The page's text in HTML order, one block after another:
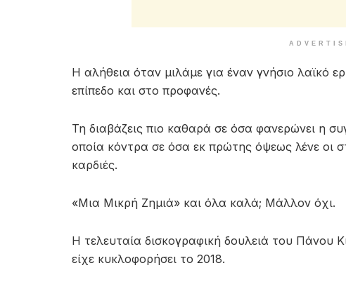
Η αλήθεια όταν μιλάμε για έναν γνήσιο λαϊκό
επίπεδο και στο προφανές.
Τη διαβάζεις πιο καθαρά σε όσα φανερώνει η
οποία κόντρα σε όσα εκ πρώτης όψεως λένε οι
καρδιές.
«Μια Μικρή Ζημιά» και όλα καλά; Μάλλον όχι.
Η τελευταία δισκογραφική δουλειά του Πάνου
είχε κυκλοφορήσει το 2018.